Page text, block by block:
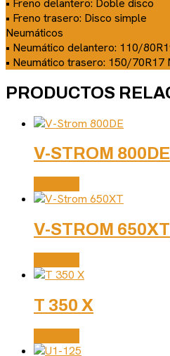
• Freno trasero: Disco simple
Neumáticos
• Neumático delantero: 110/
• Neumático trasero: 150/70R17
PRODUCTOS
V-STROM 800DE
V-STROM 650XT
T 350 X